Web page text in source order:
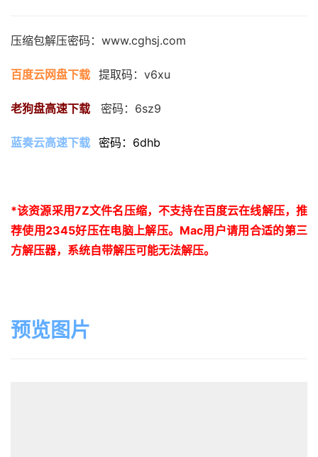
压缩包解压密码：www.cghsj.com
百度云网盘下载 提取码：v6xu
老狗盘高速下载 密码：6sz9
蓝奏云高速下载 密码：6dhb
*该资源采用7Z文件名压缩，不支持在百度云在线解压，推
荐使用2345好压在电脑上解压。 Mac用户请用合适的第三
方解压器，系统自带解压可能无法解压。
预览图片